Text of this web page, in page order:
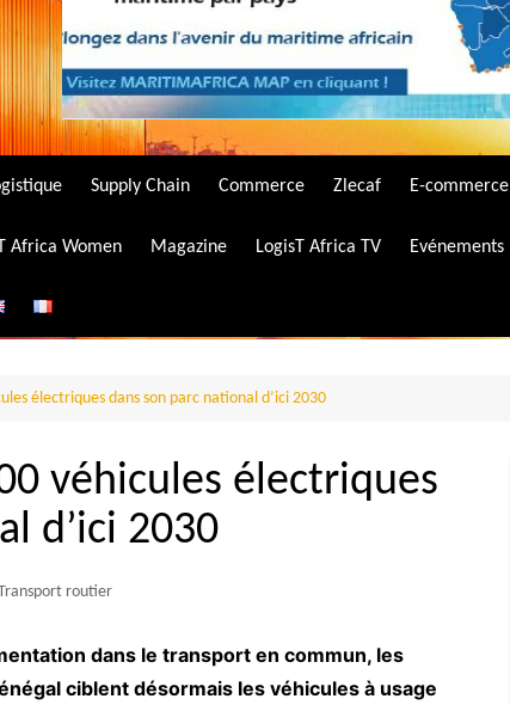
Supply Chain Commerce Zlecaf E-commerce
Africa Women Magazine LogisT Africa TV Evénements
électriques dans son parc national d’ici 2030
véhicules électriques
d’ici 2030
routier
dans le transport en commun, les
ciblent désormais les véhicules à usage